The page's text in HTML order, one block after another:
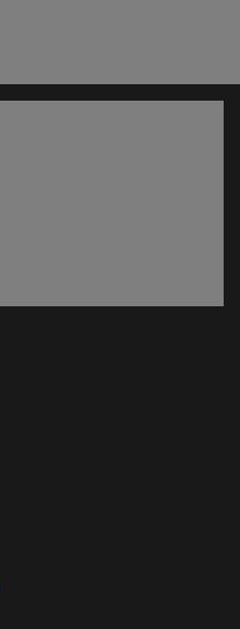
en nueva ventana)
en nueva ventana)